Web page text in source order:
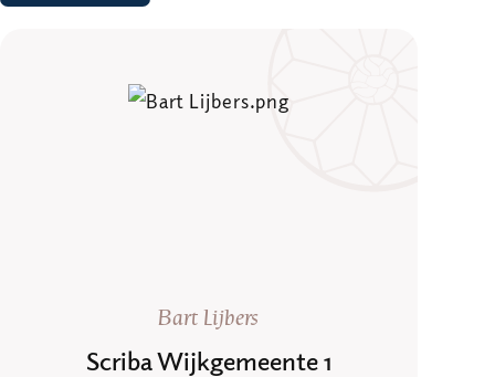
Bart Lijbers
Scriba Wijkgemeente 1